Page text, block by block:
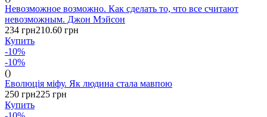
Невозможное возможно. Как сделать то, что все считают
невозможным. Джон Мэйсон
234 грн210.60 грн
Купить
-10%
-10%
()
Еволюція міфу. Як людина стала мавпою
250 грн225 грн
Купить